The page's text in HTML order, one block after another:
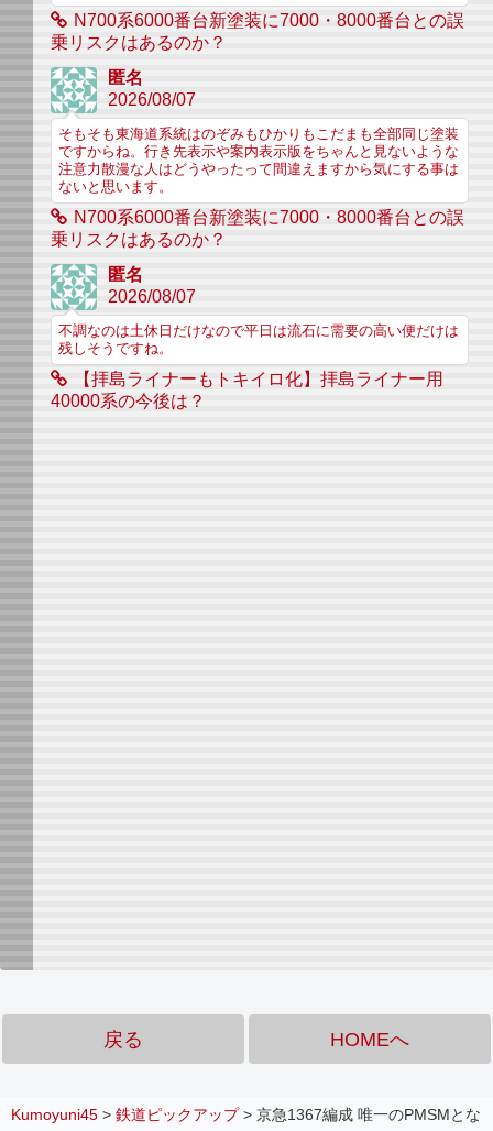
N700系6000番台新塗装に7000・8000番台との誤
乗リスクはあるのか？
匿名
2026/08/07
そもそも東海道系統はのぞみもひかりもこだまも全部同じ塗装
ですからね。行き先表示や案内表示版をちゃんと見ないような
注意力散漫な人はどうやったって間違えますから気にする事は
ないと思います。
N700系6000番台新塗装に7000・8000番台との誤
乗リスクはあるのか？
匿名
2026/08/07
不調なのは土休日だけなので平日は流石に需要の高い便だけは
残しそうですね。
【拝島ライナーもトキイロ化】拝島ライナー用
40000系の今後は？
戻る HOMEへ
Kumoyuni45 > 鉄道ピックアップ> 京急1367編成 唯一のPMSMとな